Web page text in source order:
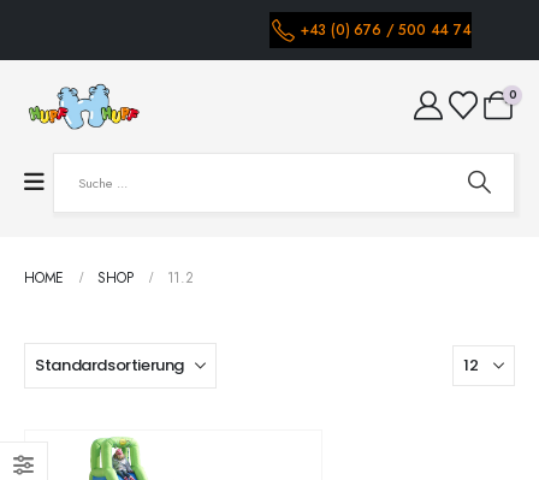
+43 (0) 676 / 500 44 74
0
HOME SHOP 11.2